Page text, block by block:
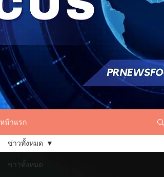
หน้าแรก
ข่าวทั้งหมด
ข่าวทั้งหมด